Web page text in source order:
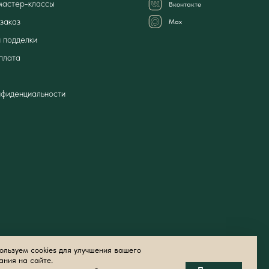
Вконтакте
Мах
классы
cookies для улучшения вашего
на сайте.